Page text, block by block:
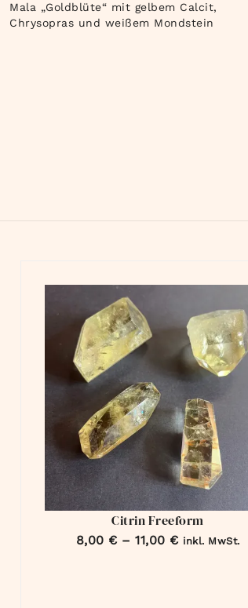
Mala „Goldblüte“ mit gelbem Calcit,
Chrysopras und weißem Mondstein
Citrin Freeform
8,00 € – 11,00 € inkl. MwSt.